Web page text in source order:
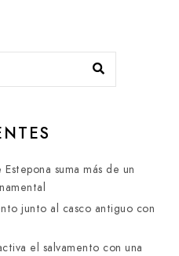
suma más de un
junto al casco antiguo con
el salvamento con una